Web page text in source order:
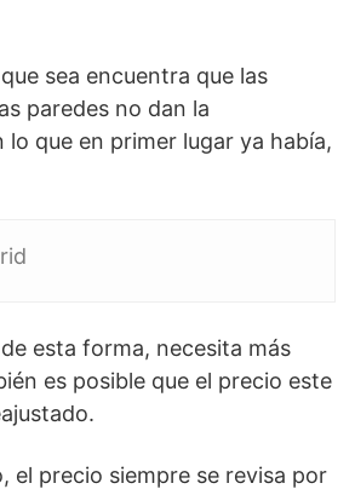
sea encuentra que las
paredes no dan la
lo que en primer lugar ya había,
esta forma, necesita más
es posible que el precio este
el precio siempre se revisa por